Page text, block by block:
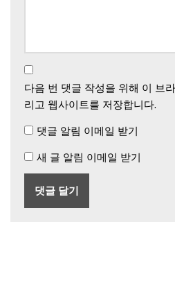
다음 번 댓글 작성을 위해 이 브
리고 웹사이트를 저장합니다.
댓글 알림 이메일 받기
새 글 알림 이메일 받기